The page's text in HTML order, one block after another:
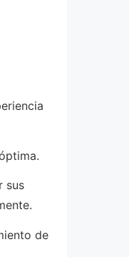
sus
de